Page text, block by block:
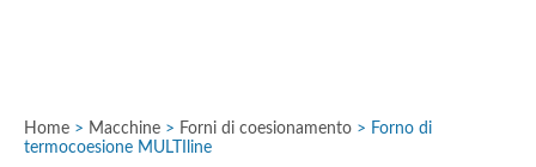
Home > Macchine > Forni di coesionamento > Forno di
termocoesione MULTIline